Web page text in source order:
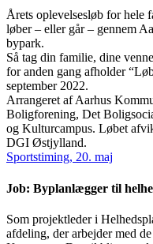
Årets oplevelsesløb for hele
løber – eller går – gennem
bypark.
Så tag din familie, dine
for anden gang afholder
september 2022.
Arrangeret af Aarhus
Boligforening, Det
og Kulturcampus. Løbet
DGI Østjylland.
Sportstiming, 20. maj
Job: Byplanlægger til
Som projektleder i
afdeling, der arbejder med